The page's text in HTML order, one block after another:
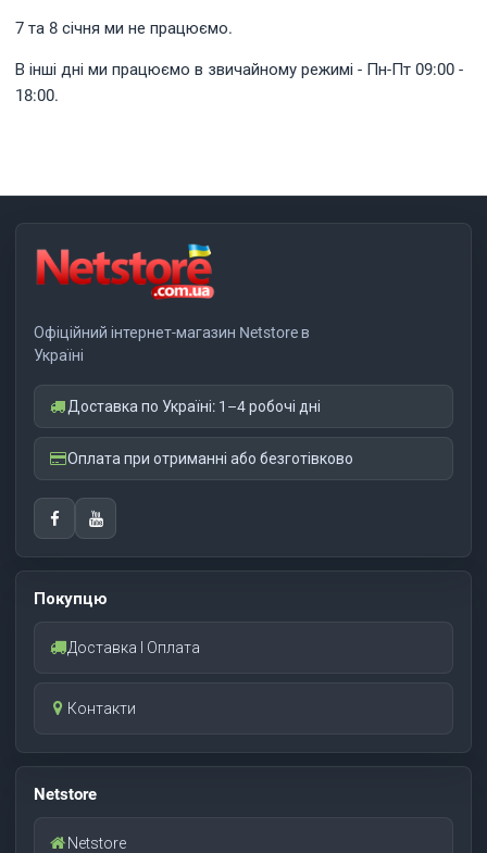
7 та 8 січня ми не працюємо.
В інші дні ми працюємо в звичайному режимі - Пн-Пт 09:00 -
18:00.
Офіційний інтернет-магазин Netstore в
Україні
Доставка по Україні: 1–4 робочі дні
Оплата при отриманні або безготівково
Покупцю
Доставка І Оплата
Контакти
Netstore
Netstore